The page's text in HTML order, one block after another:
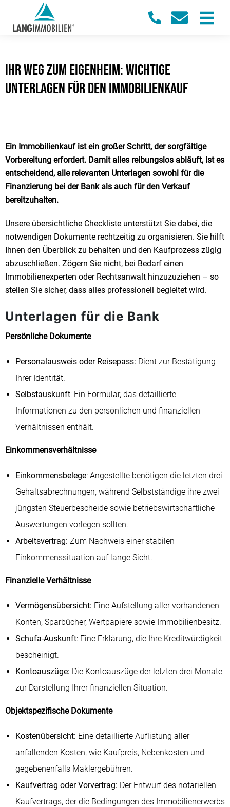
Ihr Weg zum Eigenheim: wichtige
Unterlagen für den Immobilienkauf
Ein Immobilienkauf ist ein großer Schritt, der sorgfältige
Vorbereitung erfordert. Damit alles reibungslos abläuft, ist es
entscheidend, alle relevanten Unterlagen sowohl für die
Finanzierung bei der Bank als auch für den Verkauf
bereitzuhalten.
Unsere übersichtliche Checkliste unterstützt Sie dabei, die
notwendigen Dokumente rechtzeitig zu organisieren. Sie hilft
Ihnen den Überblick zu behalten und den Kaufprozess zügig
abzuschließen. Zögern Sie nicht, bei Bedarf einen
Immobilienexperten oder Rechtsanwalt hinzuzuziehen – so
stellen Sie sicher, dass alles professionell begleitet wird.
Unterlagen für die Bank
Persönliche Dokumente
Personalausweis oder Reisepass: Dient zur Bestätigung
Ihrer Identität.
Selbstauskunft: Ein Formular, das detaillierte
Informationen zu den persönlichen und finanziellen
Verhältnissen enthält.
Einkommensverhältnisse
Einkommensbelege: Angestellte benötigen die letzten drei
Gehaltsabrechnungen, während Selbstständige ihre zwei
jüngsten Steuerbescheide sowie betriebswirtschaftliche
Auswertungen vorlegen sollten.
Arbeitsvertrag: Zum Nachweis einer stabilen
Einkommenssituation auf lange Sicht.
Finanzielle Verhältnisse
Vermögensübersicht: Eine Aufstellung aller vorhandenen
Konten, Sparbücher, Wertpapiere sowie Immobilienbesitz.
Schufa-Auskunft: Eine Erklärung, die Ihre Kreditwürdigkeit
bescheinigt.
Kontoauszüge: Die Kontoauszüge der letzten drei Monate
zur Darstellung Ihrer finanziellen Situation.
Objektspezifische Dokumente
Kostenübersicht: Eine detaillierte Auflistung aller
anfallenden Kosten, wie Kaufpreis, Nebenkosten und
gegebenenfalls Maklergebühren.
Kaufvertrag oder Vorvertrag: Der Entwurf des notariellen
Kaufvertrags, der die Bedingungen des Immobilienerwerbs